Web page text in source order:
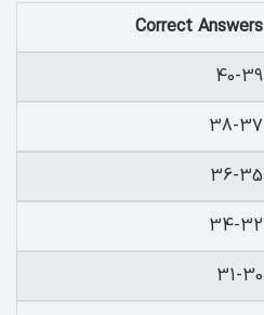
Correct Answers
40-39
38-37
36-35
34-32
31-30